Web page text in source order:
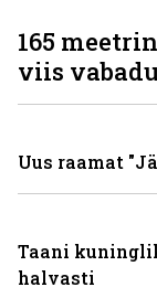
165
viis
Uus raamat
Taani
halvasti